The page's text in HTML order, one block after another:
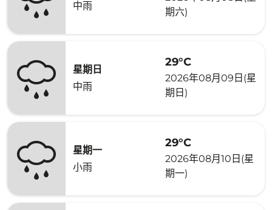
中雨
期六)
星期日
中雨
29°C
2026年08月09日(星
期日)
星期一
小雨
29°C
2026年08月10日(星
期一)